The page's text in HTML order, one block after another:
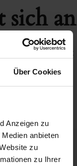
Über Cookies
Anzeigen zu
anbieten
zu
zu Ihrer
sich an
Shop ist in Arbeit